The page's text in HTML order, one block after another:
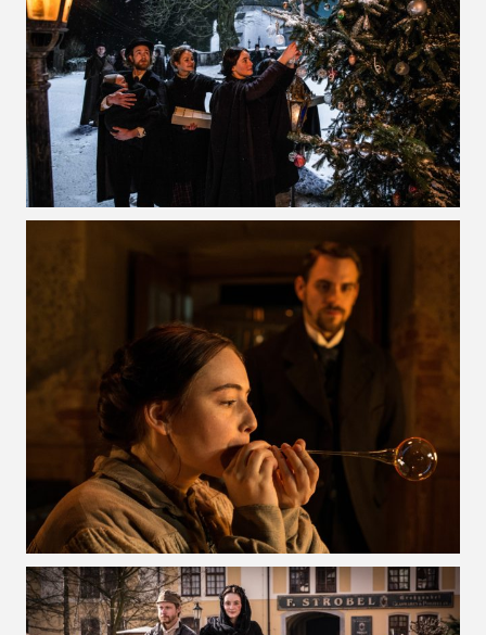
VOIR LA PHOTO EN GRAND FORMAT
VOIR LA PHOTO EN GRAND FORMAT